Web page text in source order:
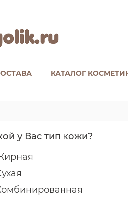
КАТАЛОГ
у Вас тип кожи?